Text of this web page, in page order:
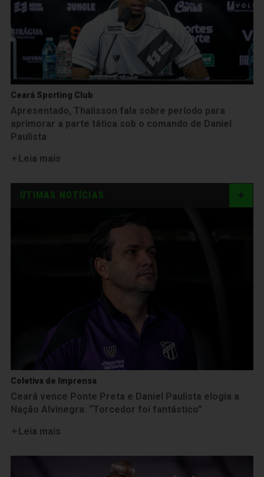
Ceará Sporting Club
Apresentado, Thalisson fala sobre período para
aprimorar a parte tática sob o comando de Daniel
Paulista
Leia mais
ÚTIMAS NOTÍCIAS
Coletiva de Imprensa
Ceará vence Ponte Preta e Daniel Paulista elogia a
Nação Alvinegra: “Torcedor foi fantástico”
Leia mais